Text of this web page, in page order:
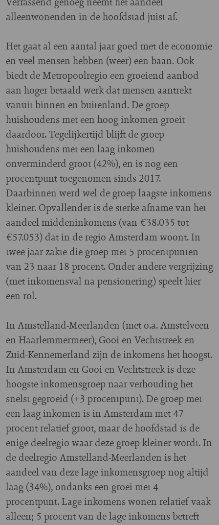
alleenwonenden in de hoofdstad juist af.
Het gaat al een aantal jaar goed met de economie
en veel mensen hebben (weer) een baan. Ook
biedt de Metropoolregio een groeiend aanbod
aan hoger betaald werk dat mensen aantrekt
vanuit binnen-en buitenland. De groep
huishoudens met een hoog inkomen groeit
daardoor. Tegelijkertijd blijft de groep
huishoudens met een laag inkomen
onverminderd groot (42%), en is nog een
procentpunt toegenomen sinds 2017.
Daarbinnen werd wel de groep laagste inkomens
kleiner. Opvallender is de sterke afname van het
aandeel middeninkomens (van €38.035 tot
€57.053) dat in de regio Amsterdam woont. In
twee jaar zakte die groep met 5 procentpunten
van 23 naar 18 procent. Onder andere vergrijzing
(met inkomensval na pensionering) speelt hier
een rol.
In Amstelland-Meerlanden (met o.a. Amstelveen
en Haarlemmermeer), Gooi en Vechtstreek en
Zuid-Kennemerland zijn de inkomens het hoogst.
In Amsterdam en Gooi en Vechtstreek is deze
hoogste inkomensgroep naar verhouding het
snelst gegroeid (+3 procentpunt). De groep met
een laag inkomen is in Amsterdam met 47
procent relatief groot, maar de hoofdstad is de
enige deelregio waar deze groep kleiner wordt. In
de deelregio Amstelland-Meerlanden is het
aandeel van deze lage inkomensgroep nog altijd
laag (34%), ondanks een groei met 4
procentpunt. Lage inkomens wonen relatief vaak
alleen; 5 procent van de lage inkomens betreft